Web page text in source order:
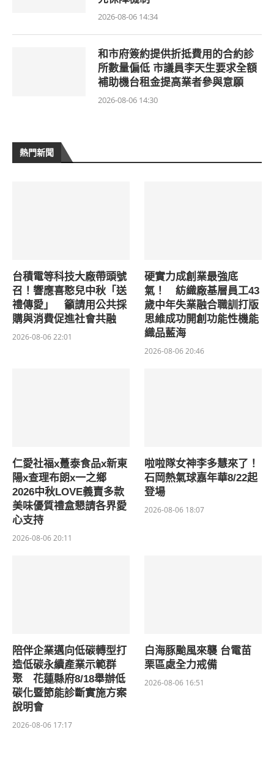
2026-08-06 14:34
和市府簽約提供折抵費用的合約診
所數量偏低 市議員李天生要求全額
補助機台租金提高業者參與意願
2026-08-06 14:30
熱門新聞
台積電等科技大廠帶頭號
召！響應喜憨兒中秋「送
禮傳愛」 籲請用公共採
購與消費促進社會共融
2026-08-06 22:01
硬實力成創業最強底
氣！ 紡織廠基層員工43
歲中年失業融合職訓打版
思維成功開創功能性機能
織品藍海
2026-08-06 20:46
仁愛社福x躉泰食品x新東
陽x查理布朗x一之鄉
2026中秋LOVE義賣多款
美味優質禮盒懇請各界愛
心支持
2026-08-06 20:11
啦啦隊女神李多慧來了！
石岡熱氣球嘉年華8/22起
登場
2026-08-06 18:07
陪伴企業邁向低碳轉型打
造低碳永續產業示範群
聚 花蓮縣府8/18舉辦低
碳化暨節能診斷實施方案
說明會
2026-08-06 17:17
白海豚颱風來襲 台電苗
栗區處全力戒備
2026-08-06 16:51